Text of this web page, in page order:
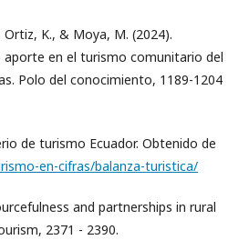
K., & Moya, M. (2024).
en el turismo comunitario del
Polo del conocimiento, 1189-1204
de turismo Ecuador. Obtenido de
en-cifras/balanza-turistica/
and partnerships in rural
2371 - 2390.